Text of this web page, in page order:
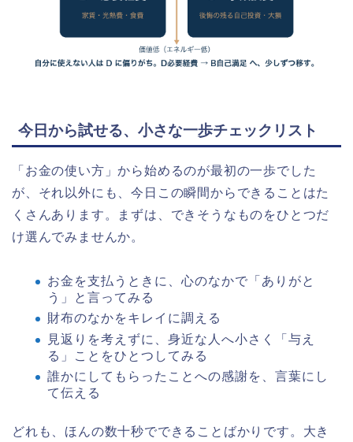
今日から試せる、小さな一歩チェックリスト
「お金の使い方」から始めるのが最初の一歩でした
が、それ以外にも、今日この瞬間からできることはた
くさんあります。まずは、できそうなものをひとつだ
け選んでみませんか。
お金を支払うときに、心のなかで「ありがと
う」と言ってみる
財布のなかをキレイに調える
見返りを考えずに、身近な人へ小さく「与え
る」ことをひとつしてみる
誰かにしてもらったことへの感謝を、言葉にし
て伝える
どれも、ほんの数十秒でできることばかりです。大き